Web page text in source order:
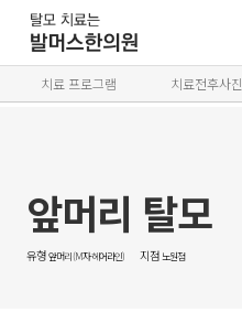
치료 프로그램 치료전후사진
앞머리 탈모
유형앞머리 (M자·헤어라인) 지점노원점